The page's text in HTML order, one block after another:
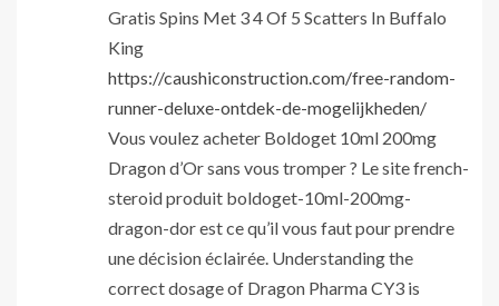
Gratis Spins Met 3 4 Of 5 Scatters In Buffalo
King
https://caushiconstruction.com/free-random-
runner-deluxe-ontdek-de-mogelijkheden/
Vous voulez acheter Boldoget 10ml 200mg
Dragon d’Or sans vous tromper ? Le site french-
steroid produit boldoget-10ml-200mg-
dragon-dor est ce qu’il vous faut pour prendre
une décision éclairée. Understanding the
correct dosage of Dragon Pharma CY3 is